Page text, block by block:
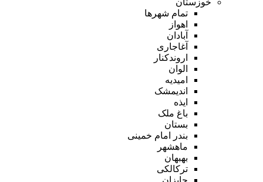
تمام شهر‌ها
اهواز
آبادان
آغاجاری
اروندکنار
الوان
امیدیه
اندیمشک
ایذه
باغ ملک
بستان
بندر امام خمینی
ماهشهر
بهبهان
ترکالکی
جایزان